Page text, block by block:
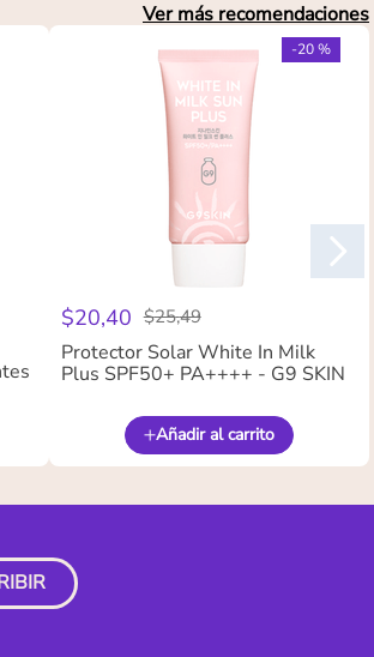
Ver más recomendaciones
-20 %
$20,40 $25,49
Protector Solar White In Milk
Plus SPF50+ PA++++ - G9 SKIN
Añadir al carrito